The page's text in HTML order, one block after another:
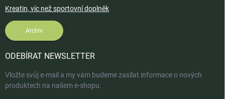
Kreatin, víc než sportovní doplněk
Archiv
ODEBÍRAT NEWSLETTER
Vložte svůj e-mail a my vám budeme zasílat informace o nových
produktech na našem e-shopu.